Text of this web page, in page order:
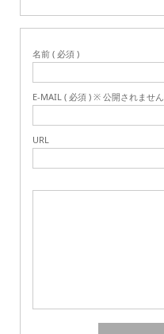
名前 ( 必須 )
E-MAIL ( 必須 ) ※ 公開されません
URL